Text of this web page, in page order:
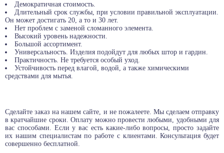
Демократичная стоимость.
Длительный срок службы, при условии правильной эксплуатации.
Он может достигать 20, а то и 30 лет.
Нет проблем с заменой сломанного элемента.
Высокий уровень надежности.
Большой ассортимент.
Универсальность. Изделия подойдут для любых штор и гардин.
Практичность. Не требуется особый уход.
Устойчивость перед влагой, водой, а также химическими
средствами для мытья.
Сделайте заказ на нашем сайте, и не пожалеете. Мы сделаем отправку
в кратчайшие сроки. Оплату можно провести любыми, удобными для
вас способами. Если у вас есть какие-либо вопросы, просто задайте
их нашим специалистам по работе с клиентами. Консультация будет
совершенно бесплатной.